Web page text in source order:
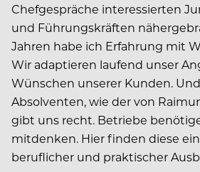
Chefgespräche interessierten
und Führungskräften
Jahren habe ich Erfahrung mit
Wir adaptieren laufend unser
Wünschen unserer Kunden.
Absolventen, wie der von
gibt uns recht. Betriebe
mitdenken. Hier finden diese
beruflicher und praktischer